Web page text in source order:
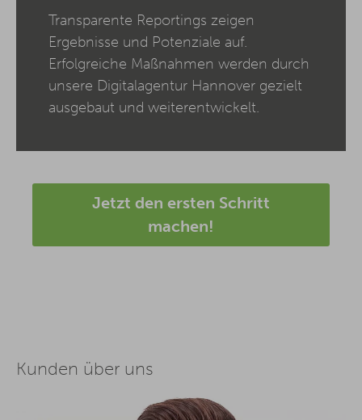
Transparente Reportings zeigen
Ergebnisse und Potenziale auf.
Erfolgreiche Maßnahmen werden durch
unsere Digitalagentur Hannover gezielt
ausgebaut und weiterentwickelt.
Jetzt den ersten Schritt
machen!
Kunden über uns